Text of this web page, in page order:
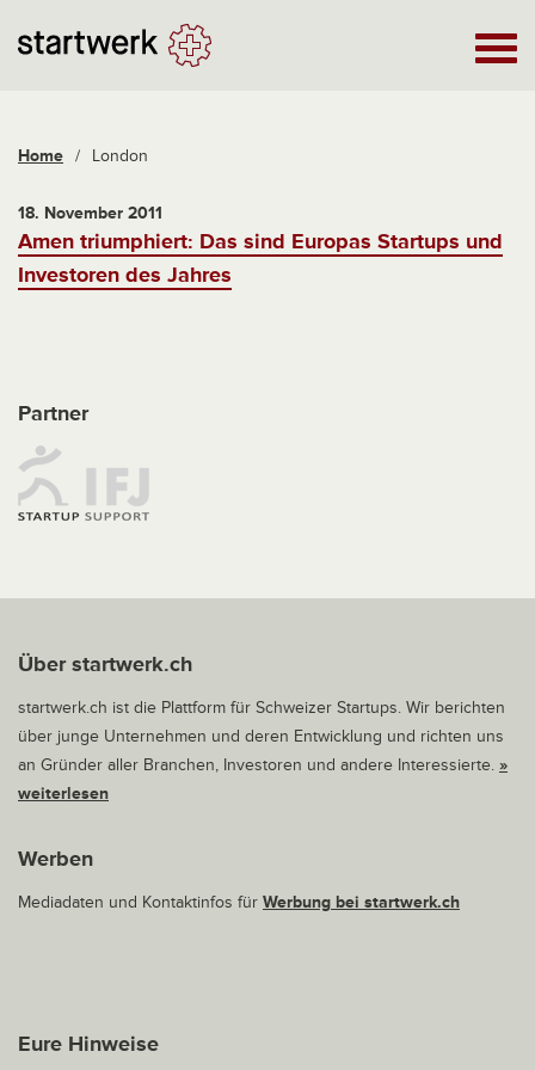
Home / London
18. November 2011
Amen triumphiert: Das sind Europas Startups und
Investoren des Jahres
Partner
Über startwerk.ch
startwerk.ch ist die Plattform für Schweizer Startups. Wir berichten
über junge Unternehmen und deren Entwicklung und richten uns
an Gründer aller Branchen, Investoren und andere Interessierte. »
weiterlesen
Werben
Mediadaten und Kontaktinfos für Werbung bei startwerk.ch
Eure Hinweise